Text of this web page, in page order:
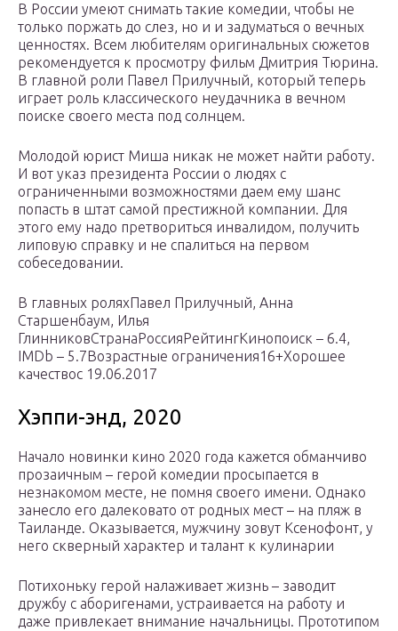
В России умеют снимать такие комедии, чтобы не
только поржать до слез, но и и задуматься о вечных
ценностях. Всем любителям оригинальных сюжетов
рекомендуется к просмотру фильм Дмитрия Тюрина.
В главной роли Павел Прилучный, который теперь
играет роль классического неудачника в вечном
поиске своего места под солнцем.
Молодой юрист Миша никак не может найти работу.
И вот указ президента России о людях с
ограниченными возможностями даем ему шанс
попасть в штат самой престижной компании. Для
этого ему надо претвориться инвалидом, получить
липовую справку и не спалиться на первом
собеседовании.
В главных роляхПавел Прилучный, Анна
Старшенбаум, Илья
ГлинниковСтранаРоссияРейтингКинопоиск – 6.4,
IMDb – 5.7Возрастные ограничения16+Хорошее
качествос 19.06.2017
Хэппи-энд, 2020
Начало новинки кино 2020 года кажется обманчиво
прозаичным – герой комедии просыпается в
незнакомом месте, не помня своего имени. Однако
занесло его далековато от родных мест – на пляж в
Таиланде. Оказывается, мужчину зовут Ксенофонт, у
него скверный характер и талант к кулинарии
Потихоньку герой налаживает жизнь – заводит
дружбу с аборигенами, устраивается на работу и
даже привлекает внимание начальницы. Прототипом